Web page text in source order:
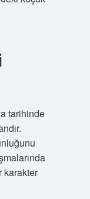
tarihinde
karakter